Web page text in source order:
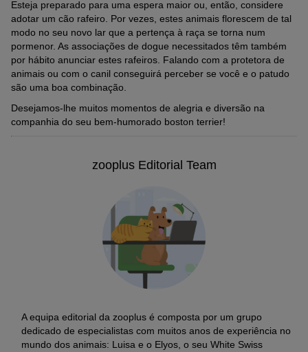
Esteja preparado para uma espera maior ou, então, considere
adotar um cão rafeiro. Por vezes, estes animais florescem de tal
modo no seu novo lar que a pertença à raça se torna num
pormenor. As associações de dogue necessitados têm também
por hábito anunciar estes rafeiros. Falando com a protetora de
animais ou com o canil conseguirá perceber se você e o patudo
são uma boa combinação.
Desejamos-lhe muitos momentos de alegria e diversão na
companhia do seu bem-humorado boston terrier!
zooplus Editorial Team
A equipa editorial da zooplus é composta por um grupo
dedicado de especialistas com muitos anos de experiência no
mundo dos animais: Luisa e o Elyos, o seu White Swiss